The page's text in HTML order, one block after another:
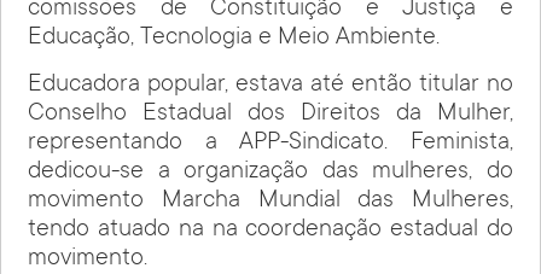
comissões de Constituição e Justiça e
Educação, Tecnologia e Meio Ambiente.
Educadora popular, estava até então titular no
Conselho Estadual dos Direitos da Mulher,
representando a APP-Sindicato. Feminista,
dedicou-se a organização das mulheres, do
movimento Marcha Mundial das Mulheres,
tendo atuado na na coordenação estadual do
movimento.